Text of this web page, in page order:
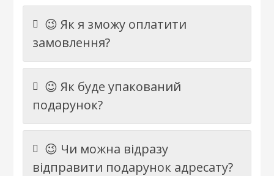
😉 Як я зможу оплатити
замовлення?
😉 Як буде упакований
подарунок?
😉 Чи можна відразу
відправити подарунок адресату?